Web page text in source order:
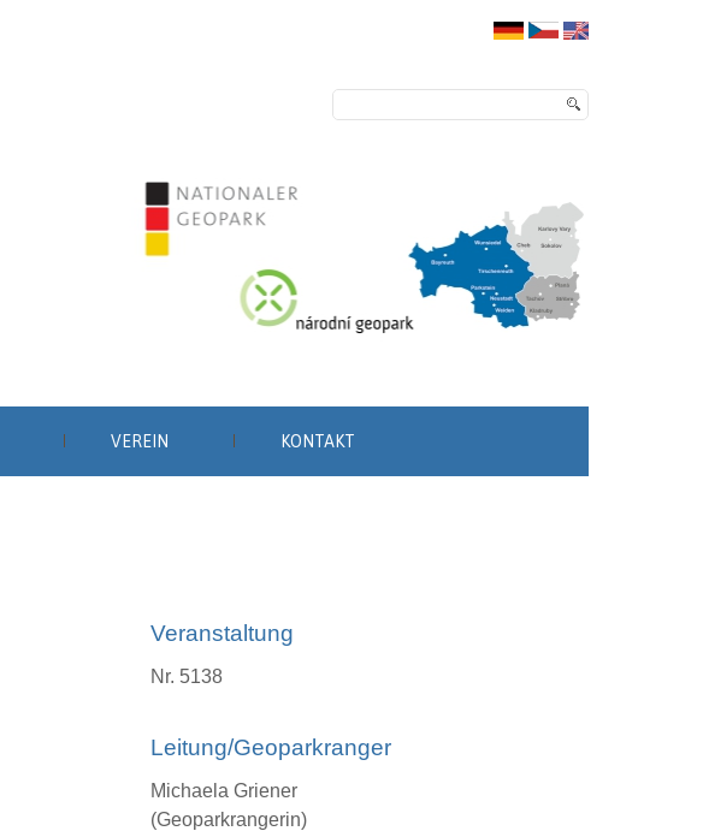
VEREIN KONTAKT
Veranstaltung
Nr. 5138
Leitung/Geoparkranger
Michaela Griener
(Geoparkrangerin)